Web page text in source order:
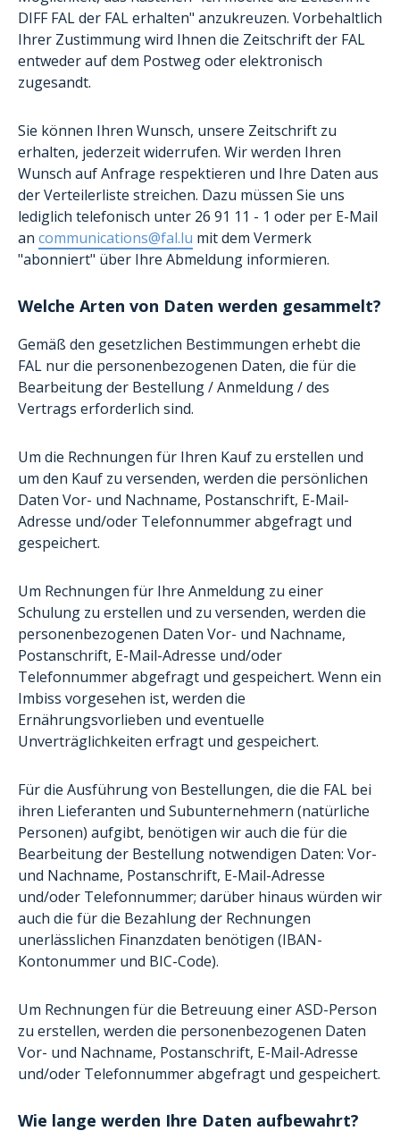
DIFF FAL der FAL erhalten" anzukreuzen. Vorbehaltlich
Ihrer Zustimmung wird Ihnen die Zeitschrift der FAL
entweder auf dem Postweg oder elektronisch
zugesandt.
Sie können Ihren Wunsch, unsere Zeitschrift zu
erhalten, jederzeit widerrufen. Wir werden Ihren
Wunsch auf Anfrage respektieren und Ihre Daten aus
der Verteilerliste streichen. Dazu müssen Sie uns
lediglich telefonisch unter 26 91 11 - 1 oder per E-Mail
an communications@fal.lu mit dem Vermerk
"abonniert" über Ihre Abmeldung informieren.
Welche Arten von Daten werden gesammelt?
Gemäß den gesetzlichen Bestimmungen erhebt die
FAL nur die personenbezogenen Daten, die für die
Bearbeitung der Bestellung / Anmeldung / des
Vertrags erforderlich sind.
Um die Rechnungen für Ihren Kauf zu erstellen und
um den Kauf zu versenden, werden die persönlichen
Daten Vor- und Nachname, Postanschrift, E-Mail-
Adresse und/oder Telefonnummer abgefragt und
gespeichert.
Um Rechnungen für Ihre Anmeldung zu einer
Schulung zu erstellen und zu versenden, werden die
personenbezogenen Daten Vor- und Nachname,
Postanschrift, E-Mail-Adresse und/oder
Telefonnummer abgefragt und gespeichert. Wenn ein
Imbiss vorgesehen ist, werden die
Ernährungsvorlieben und eventuelle
Unverträglichkeiten erfragt und gespeichert.
Für die Ausführung von Bestellungen, die die FAL bei
ihren Lieferanten und Subunternehmern (natürliche
Personen) aufgibt, benötigen wir auch die für die
Bearbeitung der Bestellung notwendigen Daten: Vor-
und Nachname, Postanschrift, E-Mail-Adresse
und/oder Telefonnummer; darüber hinaus würden wir
auch die für die Bezahlung der Rechnungen
unerlässlichen Finanzdaten benötigen (IBAN-
Kontonummer und BIC-Code).
Um Rechnungen für die Betreuung einer ASD-Person
zu erstellen, werden die personenbezogenen Daten
Vor- und Nachname, Postanschrift, E-Mail-Adresse
und/oder Telefonnummer abgefragt und gespeichert.
Wie lange werden Ihre Daten aufbewahrt?